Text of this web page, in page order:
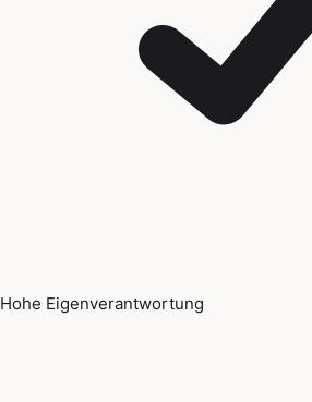
Hohe Eigenverantwortung